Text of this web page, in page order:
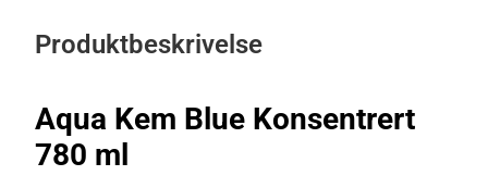
Produktbeskrivelse
Aqua Kem Blue Konsentrert
780 ml